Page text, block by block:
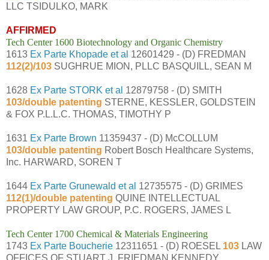
LLC TSIDULKO, MARK
AFFIRMED
Tech Center 1600 Biotechnology and Organic Chemistry
1613 Ex Parte Khopade et al 12601429 - (D) FREDMAN
112(2)/103 SUGHRUE MION, PLLC BASQUILL, SEAN M
1628 Ex Parte STORK et al 12879758 - (D) SMITH
103/double patenting STERNE, KESSLER, GOLDSTEIN
& FOX P.L.L.C. THOMAS, TIMOTHY P
1631 Ex Parte Brown 11359437 - (D) McCOLLUM
103/double patenting Robert Bosch Healthcare Systems,
Inc. HARWARD, SOREN T
1644 Ex Parte Grunewald et al 12735575 - (D) GRIMES
112(1)/double patenting QUINE INTELLECTUAL
PROPERTY LAW GROUP, P.C. ROGERS, JAMES L
Tech Center 1700 Chemical & Materials Engineering
1743 Ex Parte Boucherie 12311651 - (D) ROESEL 103 LAW
OFFICES OF STUART J. FRIEDMAN KENNEDY,